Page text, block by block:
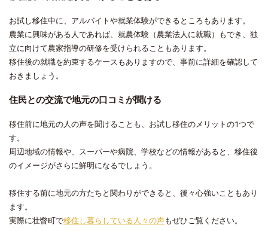
お試し移住中に、アルバイトや就業体験ができるところもあります。
農業に興味がある人であれば、就農体験（農業法人に就職）もでき、独
立に向けて農家指導の研修を受けられることもあります。
移住後の就職を約束するケースもありますので、事前に詳細を確認して
おきましょう。
住民との交流で地元の口コミが聞ける
移住前に地元の人の声を聞けることも、お試し移住のメリットの1つで
す。
周辺地域の情報や、スーパーや病院、学校などの情報があると、移住後
のイメージがさらに鮮明になるでしょう。
移住する前に地元の方たちと関わりができると、後々心強いこともあり
ます。
実際に壮瞥町で移住し暮らしている人々の声もぜひご覧ください。